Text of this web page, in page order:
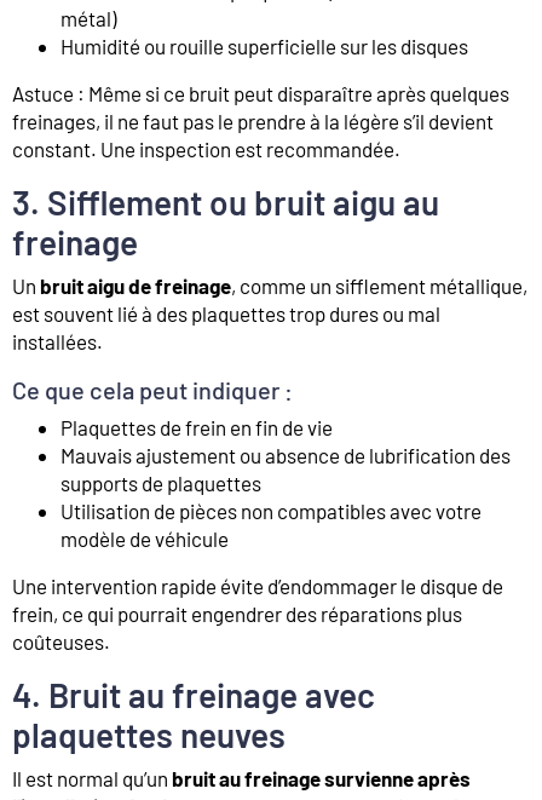
métal)
Humidité ou rouille superficielle sur les disques
Astuce : Même si ce bruit peut disparaître après quelques
freinages, il ne faut pas le prendre à la légère s’il devient
constant. Une inspection est recommandée.
3. Sifflement ou bruit aigu au
freinage
Un bruit aigu de freinage, comme un sifflement métallique,
est souvent lié à des plaquettes trop dures ou mal
installées.
Ce que cela peut indiquer :
Plaquettes de frein en fin de vie
Mauvais ajustement ou absence de lubrification des
supports de plaquettes
Utilisation de pièces non compatibles avec votre
modèle de véhicule
Une intervention rapide évite d’endommager le disque de
frein, ce qui pourrait engendrer des réparations plus
coûteuses.
4. Bruit au freinage avec
plaquettes neuves
Il est normal qu’un bruit au freinage survienne après